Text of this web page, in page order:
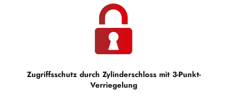
Zugriffsschutz durch Zylinderschloss mit 3-Punkt-
Verriegelung